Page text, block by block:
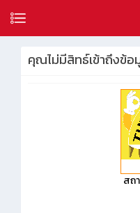
คุณไม่มีสิทธ์เข้าถึงข้
สถ